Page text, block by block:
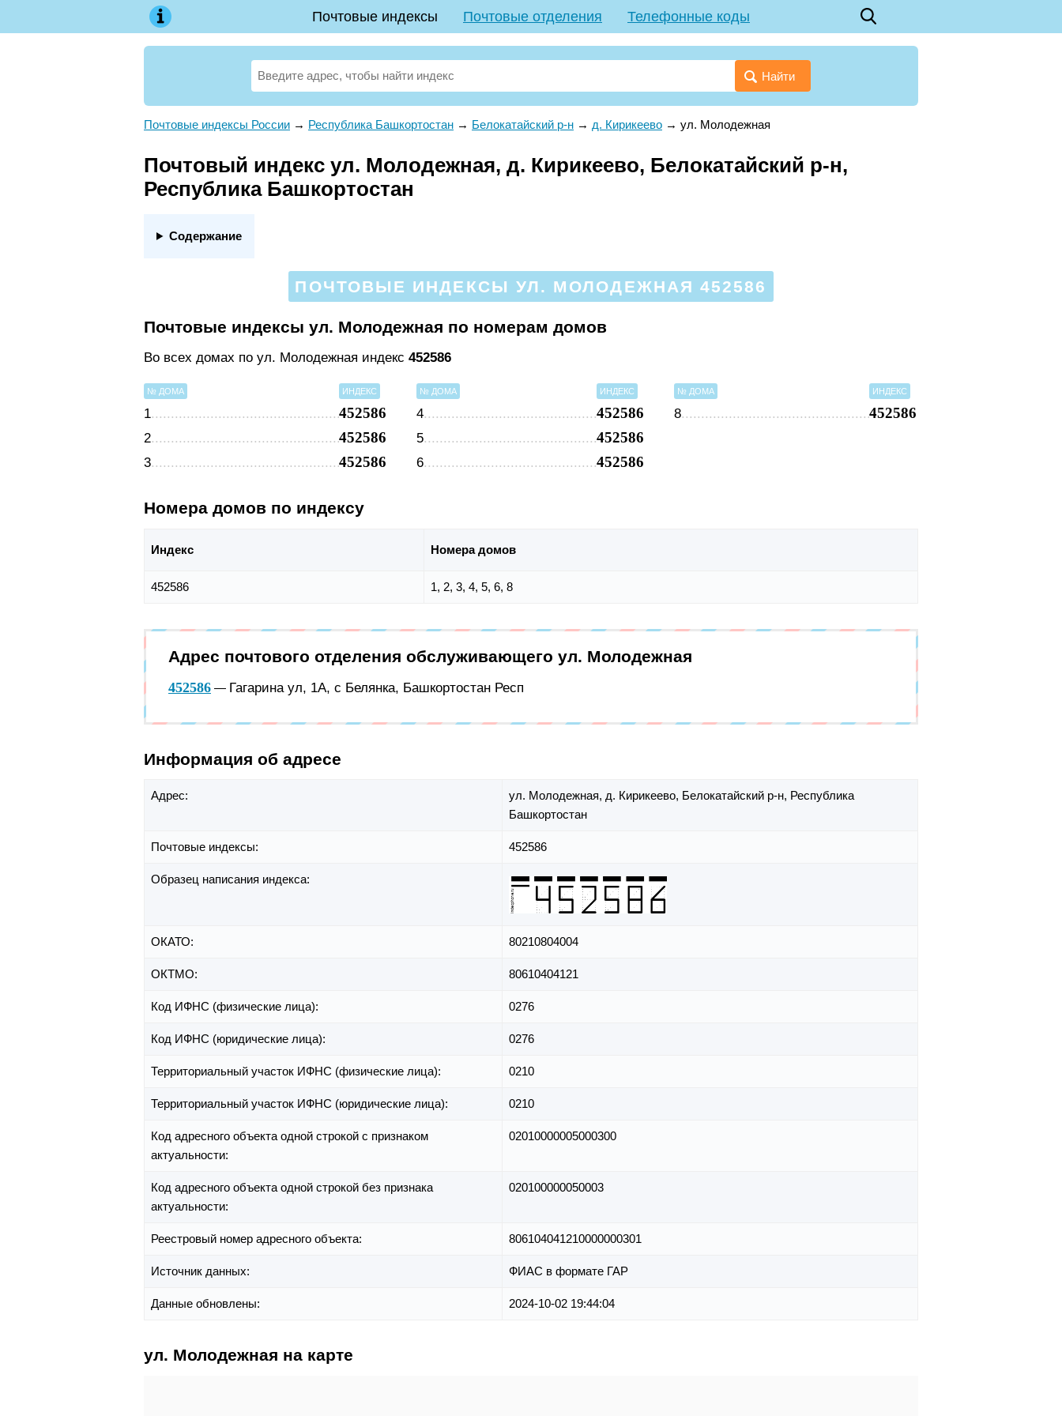
Почтовые индексы Почтовые отделения Телефонные коды
Найти
Почтовые индексы России → Республика Башкортостан → Белокатайский р-н → д. Кирикеево → ул. Молодежная
Почтовый индекс ул. Молодежная, д. Кирикеево, Белокатайский р-н,
Республика Башкортостан
Содержание
ПОЧТОВЫЕ ИНДЕКСЫ УЛ. МОЛОДЕЖНАЯ 452586
Почтовые индексы ул. Молодежная по номерам домов
Во всех домах по ул. Молодежная индекс 452586
№ ДОМА ИНДЕКС
1 452586
2 452586
3 452586
№ ДОМА ИНДЕКС
4 452586
5 452586
6 452586
№ ДОМА ИНДЕКС
8 452586
Номера домов по индексу
Индекс Номера домов
452586 1, 2, 3, 4, 5, 6, 8
Адрес почтового отделения обслуживающего ул. Молодежная
452586 — Гагарина ул, 1А, с Белянка, Башкортостан Респ
Информация об адресе
Адрес: ул. Молодежная, д. Кирикеево, Белокатайский р-н, Республика
Башкортостан
Почтовые индексы: 452586
Образец написания индекса:
ОКАТО: 80210804004
ОКТМО: 80610404121
Код ИФНС (физические лица): 0276
Код ИФНС (юридические лица): 0276
Территориальный участок ИФНС (физические лица): 0210
Территориальный участок ИФНС (юридические лица): 0210
Код адресного объекта одной строкой с признаком
актуальности:
02010000005000300
Код адресного объекта одной строкой без признака
актуальности:
020100000050003
Реестровый номер адресного объекта: 806104041210000000301
Источник данных: ФИАС в формате ГАР
Данные обновлены: 2024-10-02 19:44:04
ул. Молодежная на карте